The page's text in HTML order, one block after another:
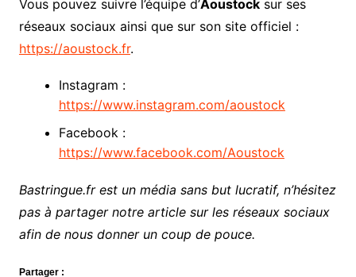
Vous pouvez suivre l’équipe d’Aoustocksur ses
réseaux sociaux ainsi que sur son site officiel :
https://aoustock.fr.
Instagram :
https://www.instagram.com/aoustock
Facebook :
https://www.facebook.com/Aoustock
Bastringue.fr est un média sans but lucratif, n’hésitez
pas à partager notre article sur les réseaux sociaux
afin de nous donner un coup de pouce.
Partager :